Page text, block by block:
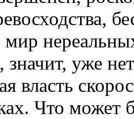
мир
уже
власть
Что может